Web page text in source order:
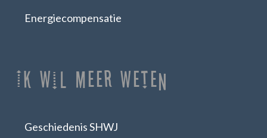
Energiecompensatie
Ik Wil Meer Weten
Geschiedenis SHWJ